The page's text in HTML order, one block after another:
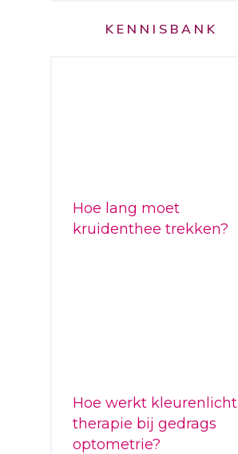
KENNISBANK
Hoe lang moet
kruidenthee trekken?
Hoe werkt kleurenlicht
therapie bij gedrags
optometrie?